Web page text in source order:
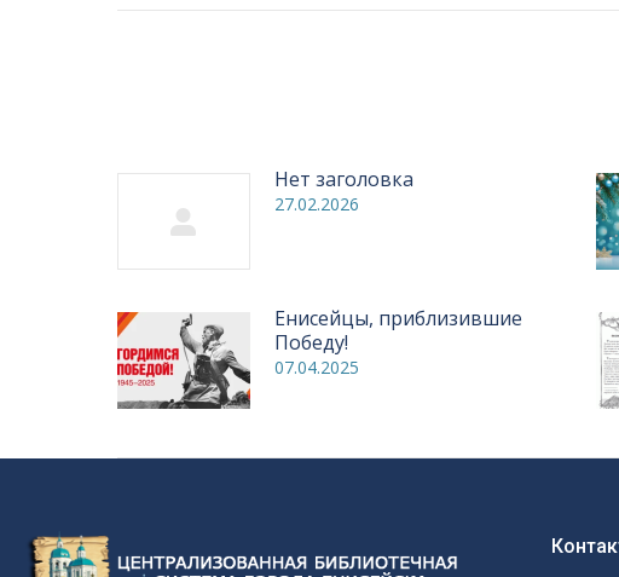
записям
Нет заголовка
27.02.2026
Енисейцы, приблизившие
Победу!
07.04.2025